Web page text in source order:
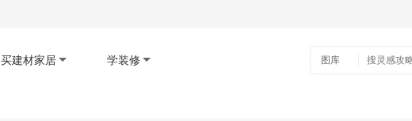
买建材家居 学装修 图库